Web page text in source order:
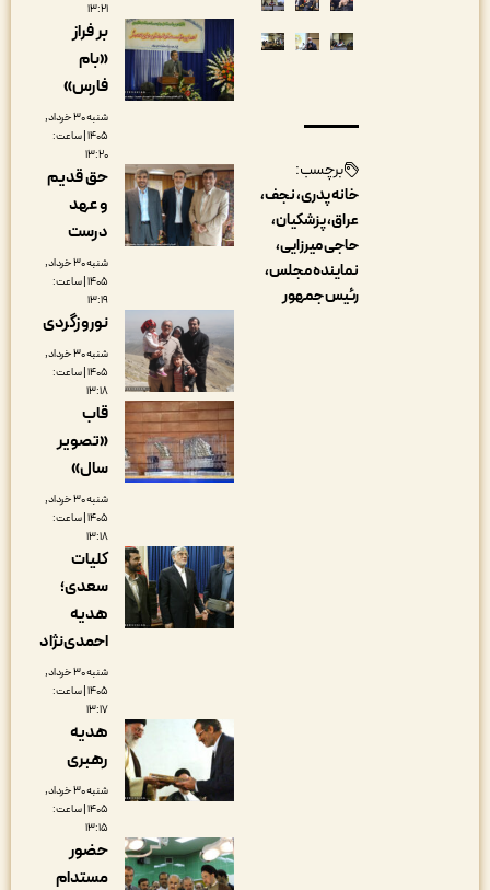
برچسب:
خانه پدری، نجف،
عراق، پزشکیان،
حاجی میرزایی،
نماینده مجلس،
رئیس جمهور
بر فراز
«بام
فارس»
شنبه ۳۰ خرداد,
۱۴۰۵ | ساعت:
حق قدیم
و عهد
درست
شنبه ۳۰ خرداد,
۱۴۰۵ | ساعت:
نوروزگردی
شنبه ۳۰ خرداد,
۱۴۰۵ | ساعت:
۱۳:۱۸
قاب
«تصویر
سال»
شنبه ۳۰ خرداد,
۱۴۰۵ | ساعت:
کلیات
سعدی؛
هدیه
احمدی‌نژاد
شنبه ۳۰ خرداد,
۱۴۰۵ | ساعت:
هدیه
رهبری
شنبه ۳۰ خرداد,
۱۴۰۵ | ساعت:
حضور
مستدام